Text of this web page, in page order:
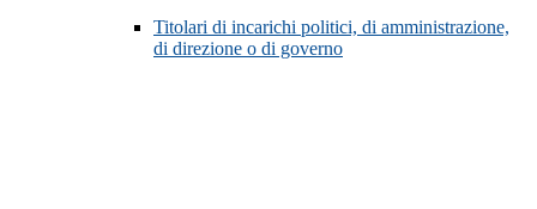
Titolari di incarichi politici, di amministrazione,
di direzione o di governo